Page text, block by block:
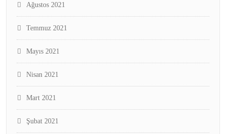
Ağustos 2021
Temmuz 2021
Mayıs 2021
Nisan 2021
Mart 2021
Şubat 2021